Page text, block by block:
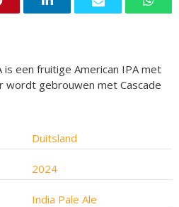
is een fruitige American IPA met
wordt gebrouwen met Cascade
Duitsland
2024
India Pale Ale